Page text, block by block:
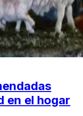
en el hogar